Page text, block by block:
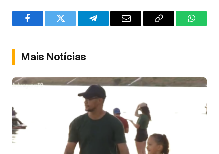
FacebookTwitter TelegramEmail
Copy
Mais Notícias